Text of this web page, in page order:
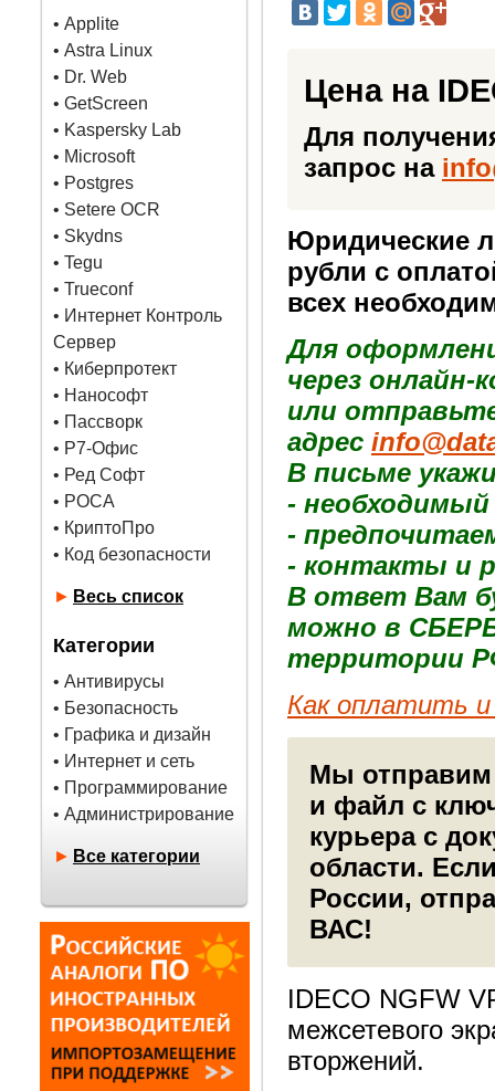
• Applite
• Astra Linux
• Dr. Web
• GetScreen
• Kaspersky Lab
• Microsoft
• Postgres
• Setere OCR
• Skydns
• Tegu
• Trueconf
• Интернет Контроль
Сервер
• Киберпротект
• Нанософт
• Пассворк
• Р7-Офис
• Ред Софт
• РОСА
• КриптоПро
• Код безопасности
► Весь список
Категории
• Антивирусы
• Безопасность
• Графика и дизайн
• Интернет и сеть
• Программирование
• Администрирование
► Все категории
Цена на
Для
запрос на
Юридические
рубли с
всех
Для
через
или
адрес
В письме
-
-
- контакты и
В ответ Вам
можно в
территории
Как оплатить и
Мы отправим
и файл с
курьера с
области.
России,
ВАС!
IDECO NGFW
межсетевого
вторжений.